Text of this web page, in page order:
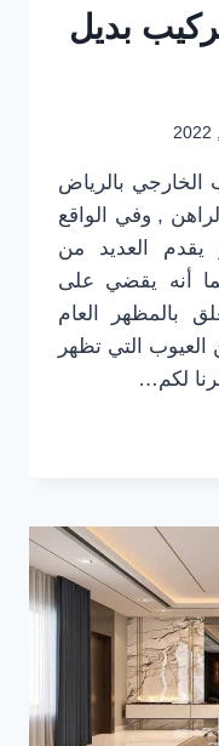
بديل
الخارجي بالرياض
, وفي الواقع
يقدم العديد من
أنه يقضي على
بالمظهر العام
التي تظهر
لكم…